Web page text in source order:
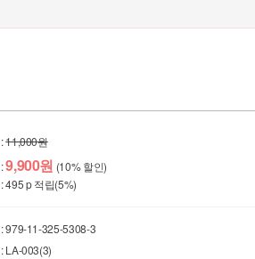
:11,000원
:9,900원 (10% 할인)
: 495 p 적립(5%)
: 979-11-325-5308-3
: LA-003(3)